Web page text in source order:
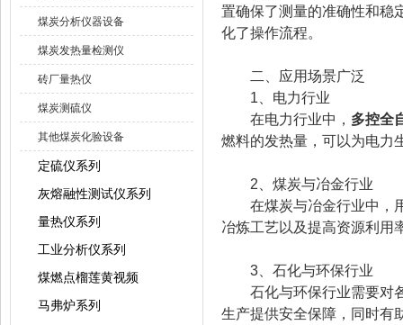
煤炭分析仪器设备
煤炭发热量检测仪
砖厂量热仪
煤炭测硫仪
其他煤炭化验设备
定硫仪系列
灰熔融性测试仪系列
量热仪系列
工业分析仪系列
煤燃点榴莲黄视频
马弗炉系列
置确保了测量的准确性和稳
化了操作流程。
二、应用场景广泛
1、电力行业
在电力行业中， 多控全
燃料的发热量，可以为电力
2、煤炭与冶金行业
在煤炭与冶金行业中，用
冶炼工艺以及提高资源利用
3、石化与环保行业
石化与环保行业需要对各
生产提供安全保障，同时有